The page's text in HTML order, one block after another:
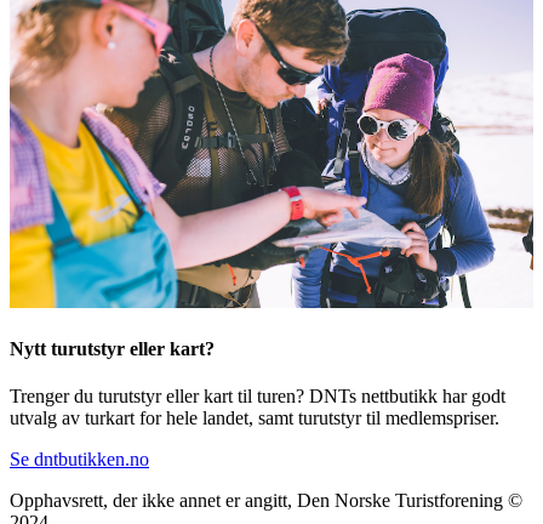
Nytt turutstyr eller kart?
Trenger du turutstyr eller kart til turen? DNTs nettbutikk har godt
utvalg av turkart for hele landet, samt turutstyr til medlemspriser.
Se dntbutikken.no
Opphavsrett, der ikke annet er angitt, Den Norske Turistforening ©